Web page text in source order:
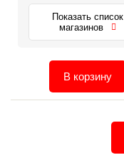
Показать список
магазинов
В корзину